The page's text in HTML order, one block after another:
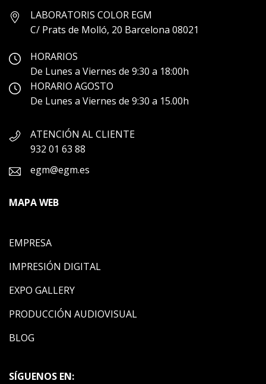
LABORATORIS COLOR EGM
C/ Prats de Molló, 20 Barcelona 08021
HORARIOS
De Lunes a Viernes de 9:30 a 18:00h
HORARIO AGOSTO
De Lunes a Viernes de 9:30 a 15.00h
ATENCIÓN AL CLIENTE
932 01 63 88
egm@egm.es
MAPA WEB
EMPRESA
IMPRESIÓN DIGITAL
EXPO GALLERY
PRODUCCIÓN AUDIOVISUAL
BLOG
SÍGUENOS EN: